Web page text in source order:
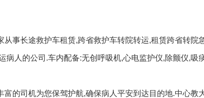
事长途救护车租赁,跨省救护车转院转运,租赁跨省转院
病人的公司.车内配备:无创呼吸机,心电监护仪,除颤仪,吸
的司机为您保驾护航,确保病人平安到达目的地.中心教